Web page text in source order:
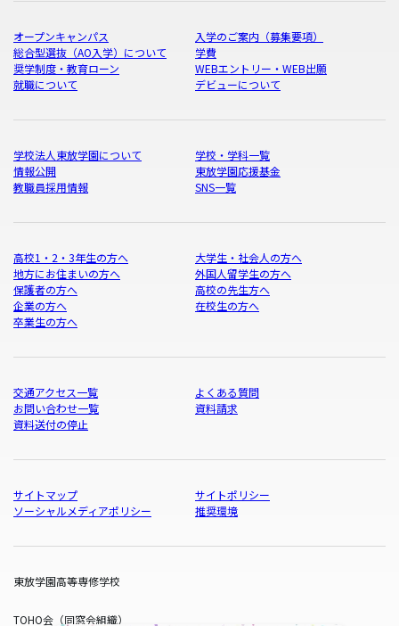
オープンキャンパス
入学のご案内（募集要項）
総合型選抜（AO入学）について
学費
奨学制度・教育ローン
WEBエントリー・WEB出願
就職について
デビューについて
学校法人東放学園について
学校・学科一覧
情報公開
東放学園応援基金
教職員採用情報
SNS一覧
高校1・2・3年生の方へ
大学生・社会人の方へ
地方にお住まいの方へ
外国人留学生の方へ
保護者の方へ
高校の先生方へ
企業の方へ
在校生の方へ
卒業生の方へ
交通アクセス一覧
よくある質問
お問い合わせ一覧
資料請求
資料送付の停止
サイトマップ
サイトポリシー
ソーシャルメディアポリシー
推奨環境
東放学園高等専修学校
TOHO会（同窓会組織）